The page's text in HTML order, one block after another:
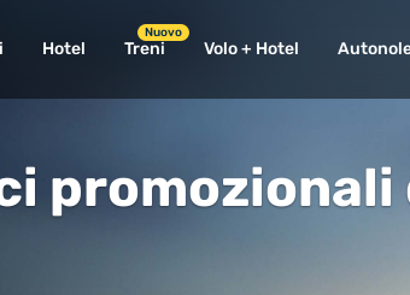
Hotel Treni
Nuovo
Volo + Hotel
promozionali